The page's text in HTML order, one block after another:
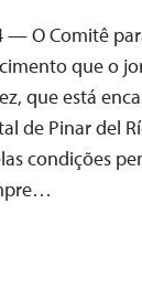
— O Comitê
que o
que está
de Pinar del
condições